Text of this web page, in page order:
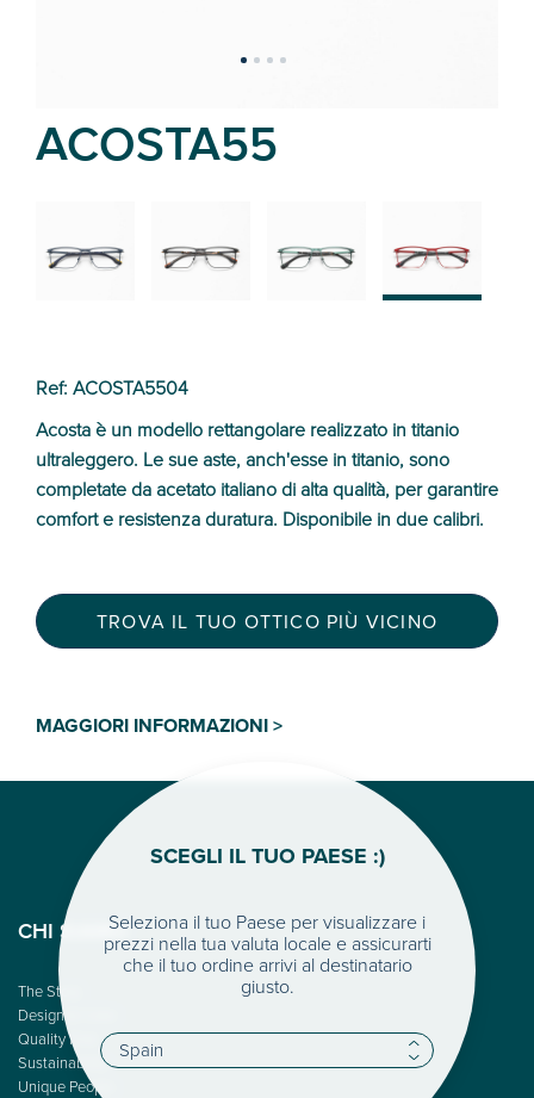
ACOSTA55
Ref: ACOSTA5504
Acosta è un modello rettangolare realizzato in titanio
ultraleggero. Le sue aste, anch'esse in titanio, sono
completate da acetato italiano di alta qualità, per garantire
comfort e resistenza duratura. Disponibile in due calibri.
TROVA IL TUO OTTICO PIÙ VICINO
MAGGIORI INFORMAZIONI >
CHI SIAMO
The Story
Design & Color
Quality First
Sustainability
Unique People
SCEGLI IL TUO PAESE :)
Seleziona il tuo Paese per visualizzare i
prezzi nella tua valuta locale e assicurarti
che il tuo ordine arrivi al destinatario
giusto.